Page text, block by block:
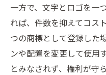
一方で、文字とロゴを一
れば、件数を抑えてコス
つの商標として登録した
ンや配置を変更して使用
とみなされず、権利が守